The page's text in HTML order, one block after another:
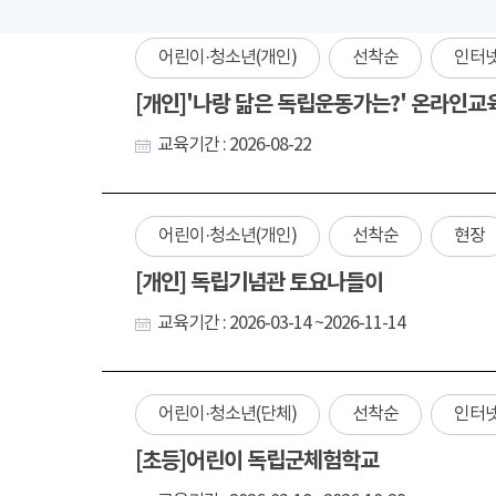
어린이·청소년(개인) 선착순 인터
[개인]'나랑 닮은 독립운동가는?' 온라인교
교육기간 : 2026-08-22
어린이·청소년(개인) 선착순 현장
[개인] 독립기념관 토요나들이
교육기간 : 2026-03-14 ~2026-11-14
어린이·청소년(단체) 선착순 인터
[초등]어린이 독립군체험학교